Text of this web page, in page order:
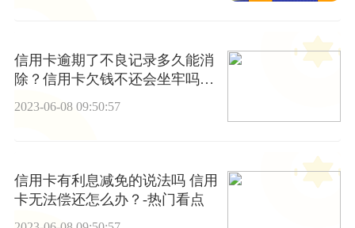
信用卡逾期了不良记录多久能消
除？信用卡欠钱不还会坐牢吗？-
世界微动态
2023-06-08 09:50:57
信用卡有利息减免的说法吗 信用
卡无法偿还怎么办？-热门看点